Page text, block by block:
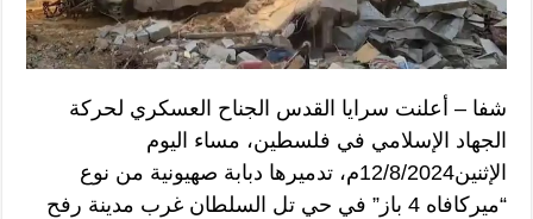
شفا – أعلنت سرايا القدس الجناح العسكري لحركة
الجهاد الإسلامي في فلسطين، مساء اليوم
الإثنين12/8/2024م، تدميرها دبابة صهيونية من نوع
“ميركافاه 4 باز” في حي تل السلطان غرب مدينة رفح